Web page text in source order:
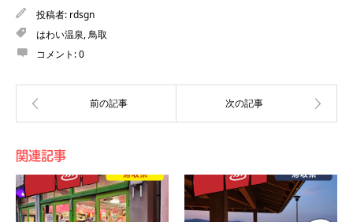
投稿者: rdsgn
はわい温泉,鳥取
コメント:0
関連記事